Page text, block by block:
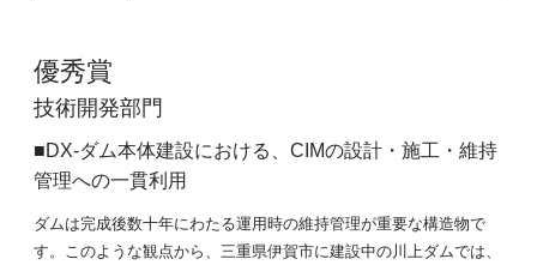
優秀賞
技術開発部門
■DX-ダム本体建設における、CIMの設計・施工・維持
管理への一貫利用
ダムは完成後数十年にわたる運用時の維持管理が重要な構造物で
す。このような観点から、三重県伊賀市に建設中の川上ダムでは、